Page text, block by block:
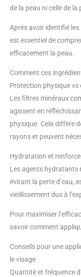
de la peau ni celle de la
Après avoir identifié les
est essentiel de
efficacement la peau.
Comment ces
Protection physique vs
Les filtres minéraux
agissent en
physique. Cela diffère
rayons et peuvent
Hydratation et
Les agents hydratants
évitant la perte d’eau,
vieillissement dus à
Pour maximiser
savoir comment
Conseils pour une
le visage
Quantité et fréquence